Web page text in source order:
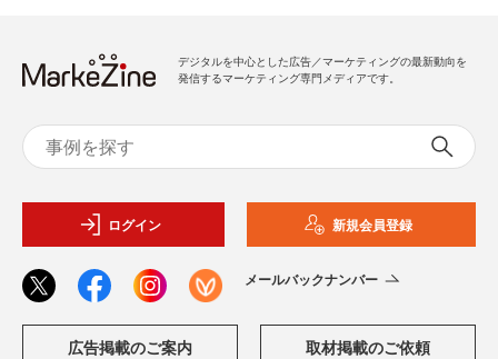
デジタルを中心とした広告／マーケティングの最新動向を
発信するマーケティング専門メディアです。
ログイン 新規会員登録
メールバックナンバー
広告掲載のご案内 取材掲載のご依頼